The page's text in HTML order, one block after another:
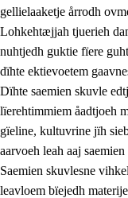
gellielaaketje årrodh
Lohkehtæjjah tjuerieh
nuhtjedh guktie fïere
dïhte ektievoetem
Dïhte saemien skuvle
lïerehtimmiem åadtjoeh
gïeline, kultuvrine jïh
aarvoeh leah aaj
Saemien skuvlesne
leavloem bïejedh